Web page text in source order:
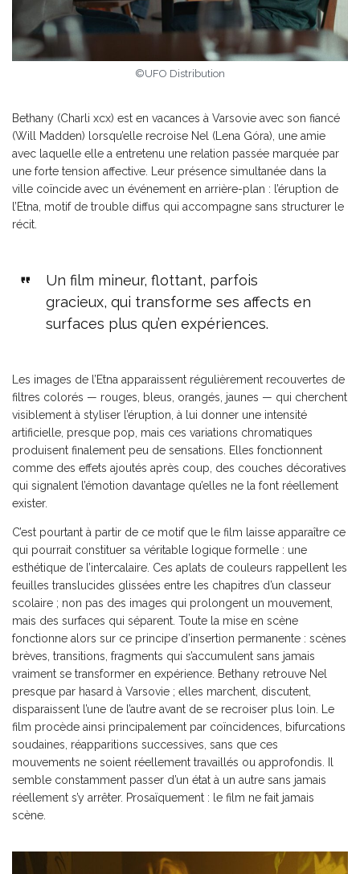
©UFO Distribution
Bethany (Charli xcx) est en vacances à Varsovie avec son fiancé
(Will Madden) lorsqu’elle recroise Nel (Lena Góra), une amie
avec laquelle elle a entretenu une relation passée marquée par
une forte tension affective. Leur présence simultanée dans la
ville coïncide avec un événement en arrière-plan : l’éruption de
l’Etna, motif de trouble diffus qui accompagne sans structurer le
récit.
Un film mineur, flottant, parfois
gracieux, qui transforme ses affects en
surfaces plus qu’en expériences.
Les images de l’Etna apparaissent régulièrement recouvertes de
filtres colorés — rouges, bleus, orangés, jaunes — qui cherchent
visiblement à styliser l’éruption, à lui donner une intensité
artificielle, presque pop, mais ces variations chromatiques
produisent finalement peu de sensations. Elles fonctionnent
comme des effets ajoutés après coup, des couches décoratives
qui signalent l’émotion davantage qu’elles ne la font réellement
exister.
C’est pourtant à partir de ce motif que le film laisse apparaître ce
qui pourrait constituer sa véritable logique formelle : une
esthétique de l’intercalaire. Ces aplats de couleurs rappellent les
feuilles translucides glissées entre les chapitres d’un classeur
scolaire ; non pas des images qui prolongent un mouvement,
mais des surfaces qui séparent. Toute la mise en scène
fonctionne alors sur ce principe d’insertion permanente : scènes
brèves, transitions, fragments qui s’accumulent sans jamais
vraiment se transformer en expérience. Bethany retrouve Nel
presque par hasard à Varsovie ; elles marchent, discutent,
disparaissent l’une de l’autre avant de se recroiser plus loin. Le
film procède ainsi principalement par coïncidences, bifurcations
soudaines, réapparitions successives, sans que ces
mouvements ne soient réellement travaillés ou approfondis. Il
semble constamment passer d’un état à un autre sans jamais
réellement s’y arrêter. Prosaïquement : le film ne fait jamais
scène.